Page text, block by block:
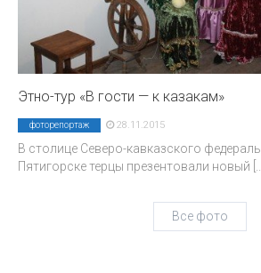
Этно-тур «В гости — к казакам»
фоторепортаж 28.11.2015
В столице Северо-кавказского
Пятигорске терцы презентовали новый
Все фото